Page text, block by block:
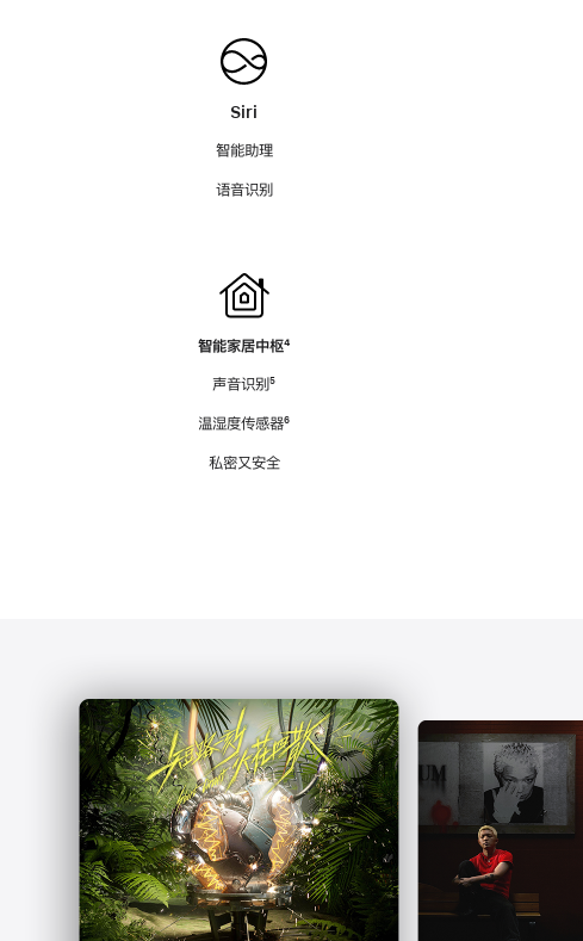
Siri
智能助理
语音识别
智能家居中枢脚
⁴
声音识别脚
⁵
温湿度传感器脚
⁶
私密又安全